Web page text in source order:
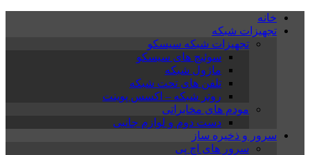
خانه
تجهیزات شبکه
تجهیزات شبکه سیسکو
سوئیچ های سیسکو
ماژول شبکه
تلفن های تحت شبکه
روتر شبکه – اکسس پوینت
مودم های مخابراتی
دست دوم و لوازم جانبی
سرور و ذخیره ساز
سرور های اچ پی